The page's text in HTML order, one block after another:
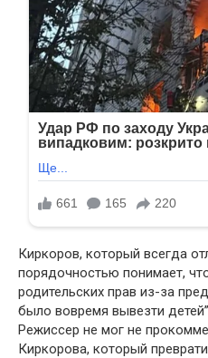
Киркоров, который всегда
порядочностью понимает,
родительских прав из-за
было вовремя вывезти
Режиссер не мог не
Киркорова, который